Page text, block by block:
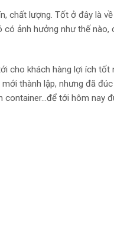
chất lượng. Tốt ở đây là
ảnh hưởng như thế nào,
cho khách hàng lợi ích tốt
thành lập, nhưng đã
container…để tới hôm nay